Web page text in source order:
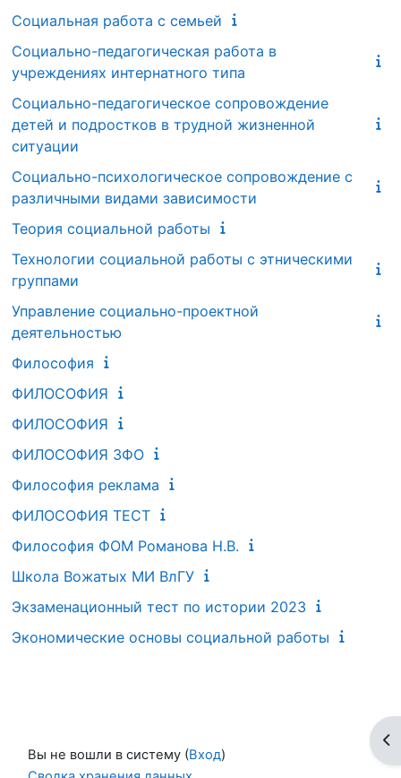
Социальная работа с семьей
Социально-педагогическая работа в
учреждениях интернатного типа
Социально-педагогическое сопровождение
детей и подростков в трудной жизненной
ситуации
Социально-психологическое сопровождение с
различными видами зависимости
Теория социальной работы
Технологии социальной работы с этническими
группами
Управление социально-проектной
деятельностью
Философия
ФИЛОСОФИЯ
ФИЛОСОФИЯ
ФИЛОСОФИЯ ЗФО
Философия реклама
ФИЛОСОФИЯ ТЕСТ
Философия ФОМ Романова Н.В.
Школа Вожатых МИ ВлГУ
Экзаменационный тест по истории 2023
Экономические основы социальной работы
Вы не вошли в систему (Вход)